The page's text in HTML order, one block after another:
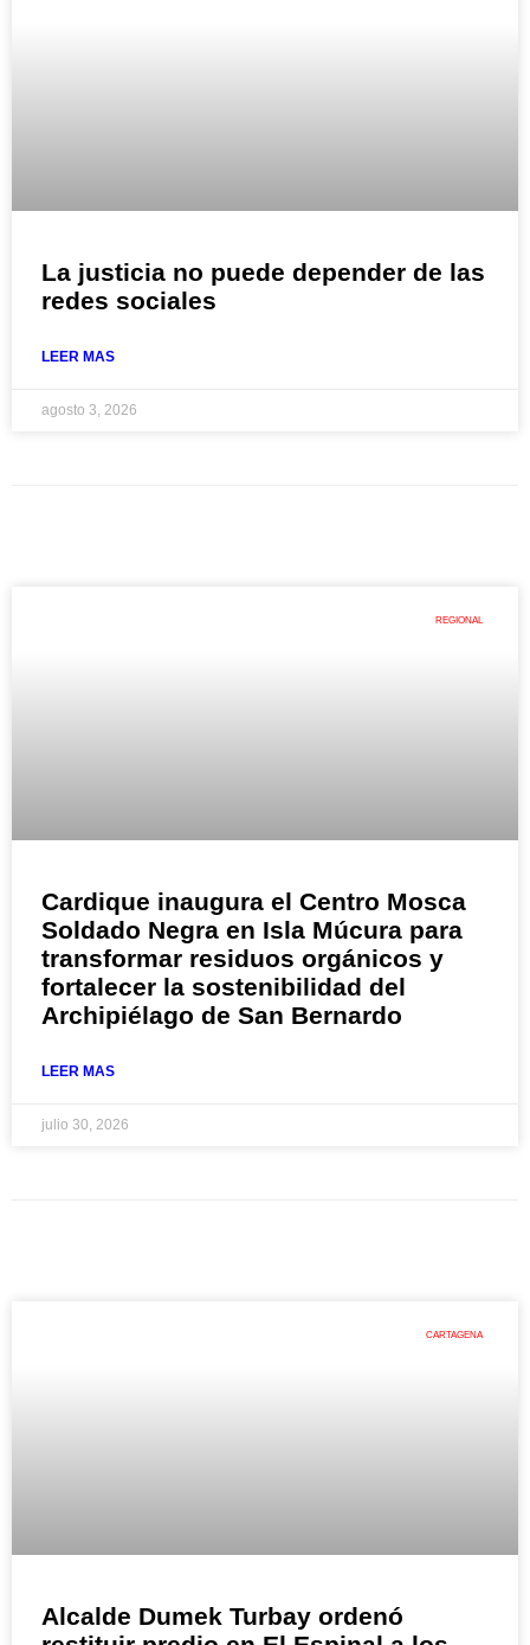
La justicia no puede depender de las
redes sociales
LEER MAS
agosto 3, 2026
REGIONAL
Cardique inaugura el Centro Mosca
Soldado Negra en Isla Múcura para
transformar residuos orgánicos y
fortalecer la sostenibilidad del
Archipiélago de San Bernardo
LEER MAS
julio 30, 2026
CARTAGENA
Alcalde Dumek Turbay ordenó